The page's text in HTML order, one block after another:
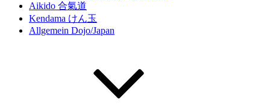
Aikido 合氣道
Kendama けん玉
Allgemein Dojo/Japan